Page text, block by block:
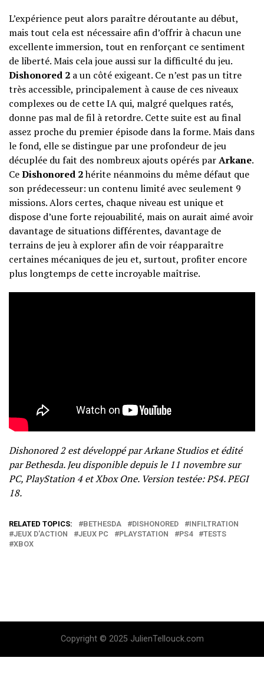
L’expérience peut alors paraître déroutante au début,
mais tout cela est nécessaire afin d’offrir à chacun une
excellente immersion, tout en renforçant ce sentiment
de liberté. Mais cela joue aussi sur la difficulté du jeu.
Dishonored 2 a un côté exigeant. Ce n’est pas un titre
très accessible, principalement à cause de ces niveaux
complexes ou de cette IA qui, malgré quelques ratés,
donne pas mal de fil à retordre. Cette suite est au final
assez proche du premier épisode dans la forme. Mais dans
le fond, elle se distingue par une profondeur de jeu
décuplée du fait des nombreux ajouts opérés parArkane.
CeDishonored 2hérite néanmoins du même défaut que
son prédecesseur: un contenu limité avec seulement 9
missions. Alors certes, chaque niveau est unique et
dispose d’une forte rejouabilité, mais on aurait aimé avoir
davantage de situations différentes, davantage de
terrains de jeu à explorer afin de voir réapparaître
certaines mécaniques de jeu et, surtout, profiter encore
plus longtemps de cette incroyable maîtrise.
Dishonored 2 est développé par Arkane Studios et édité
par Bethesda. Jeu disponible depuis le 11 novembre sur
PC, PlayStation 4 et Xbox One. Version testée: PS4. PEGI
18.
RELATED TOPICS: BETHESDA DISHONORED
INFILTRATION
JEUX D'ACTION
JEUX PC PLAYSTATION PS4
TESTS
XBOX
Copyright © 2025 JulienTellouck.com